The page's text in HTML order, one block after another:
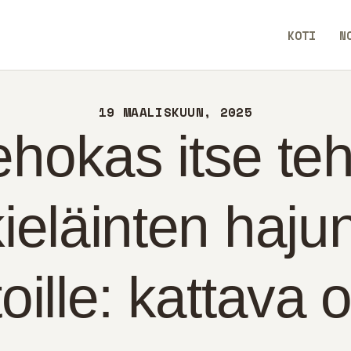
KOTI
19 MAALISKUUN, 2025
itse
kattava